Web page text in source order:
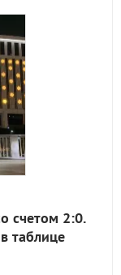
счетом 2:0.
таблице